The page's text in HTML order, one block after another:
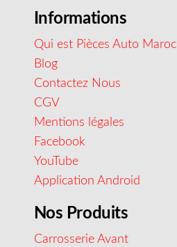
Informations
Qui est Pièces Auto Maroc
Blog
Contactez Nous
CGV
Mentions légales
Facebook
YouTube
Application Android
Nos Produits
Carrosserie Avant